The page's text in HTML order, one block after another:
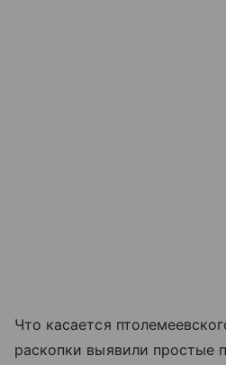
Что касается
раскопки выявили простые